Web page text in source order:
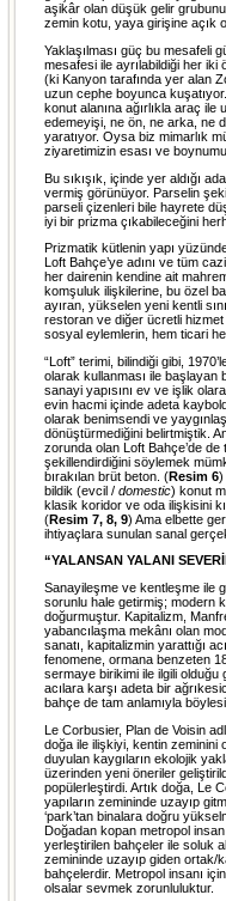
aşikâr olan düşük gelir
zemin kotu, yaya girişine açık
Yaklaşılması güç bu mesafeli
mesafesi ile ayrılabildiği her
(ki Kanyon tarafında yer alan
uzun cephe boyunca
konut alanına ağırlıkla araç ile
edemeyişi, ne ön, ne arka, ne
yaratıyor. Oysa biz mimarlık
ziyaretimizin esası ve
Bu sıkışık, içinde yer aldığı
vermiş görünüyor. Parselin
parseli çizenleri bile hayrete
iyi bir prizma çıkabileceğini
Prizmatik kütlenin yapı
Loft Bahçe’ye adını ve tüm
her dairenin kendine ait
komşuluk ilişkilerine, bu özel
ayıran, yükselen yeni kentli
restoran ve diğer ücretli hizmet
sosyal eylemlerin, hem ticari
“Loft” terimi, bilindiği gibi,
olarak kullanması ile başlayan
sanayi yapısını ev ve işlik
evin hacmi içinde adeta
olarak benimsendi ve
dönüştürmediğini belirtmiştik.
zorunda olan Loft Bahçe’de de
şekillendirdiğini söylemek
bırakılan brüt beton. (Resim 6)
bildik (evcil / domestic) konut
klasik koridor ve oda ilişkisini
(Resim 7, 8, 9) Ama elbette
ihtiyaçlara sunulan sanal
“YALANSAN YALANI
Sanayileşme ve kentleşme ile
sorunlu hale getirmiş; modern
doğurmuştur. Kapitalizm,
yabancılaşma mekânı olan
sanatı, kapitalizmin yarattığı
fenomene, ormana benzeten
sermaye birikimi ile ilgili olduğu
acılara karşı adeta bir
bahçe de tam anlamıyla
Le Corbusier, Plan de Voisin
doğa ile ilişkiyi, kentin zeminini
duyulan kaygıların ekolojik
üzerinden yeni öneriler
popülerleştirdi. Artık doğa, Le
yapıların zemininde uzayıp
‘park’tan binalara doğru
Doğadan kopan metropol
yerleştirilen bahçeler ile soluk
zemininde uzayıp giden ortak/
bahçelerdir. Metropol insanı
olsalar sevmek zorunluluktur.